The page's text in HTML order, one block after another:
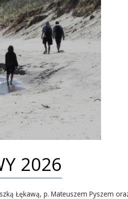
2026
Łękawą, p. Mateuszem Pyszem